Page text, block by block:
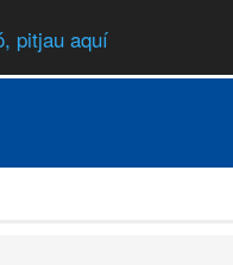
pitjau aquí